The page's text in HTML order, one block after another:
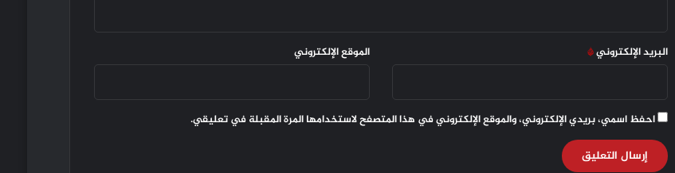
البريد الإلكتروني* الموقع الإلكتروني
احفظ اسمي، بريدي الإلكتروني، والموقع الإلكتروني في هذا المتصفح لاستخدامها المرة المقبلة في تعليقي.